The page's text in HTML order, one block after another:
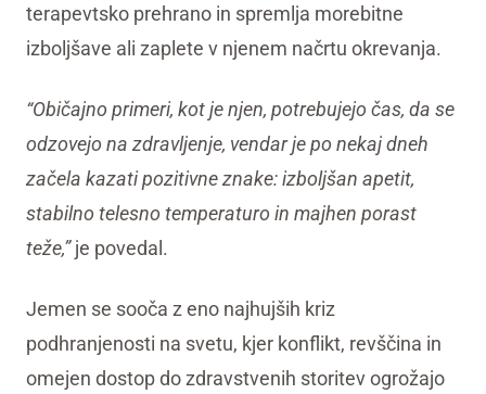
terapevtsko prehrano in spremlja morebitne
izboljšave ali zaplete v njenem načrtu okrevanja.
“Običajno primeri, kot je njen, potrebujejo čas, da se
odzovejo na zdravljenje, vendar je po nekaj dneh
začela kazati pozitivne znake: izboljšan apetit,
stabilno telesno temperaturo in majhen porast
teže,”je povedal.
Jemen se sooča z eno najhujših kriz
podhranjenosti na svetu, kjer konflikt, revščina in
omejen dostop do zdravstvenih storitev ogrožajo